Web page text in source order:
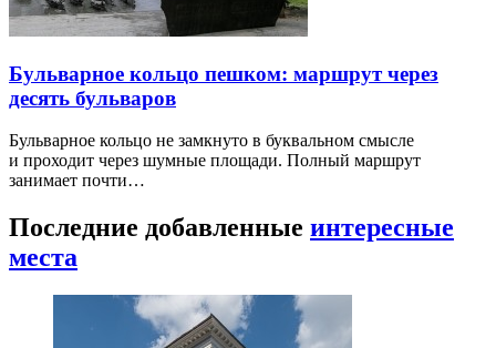
Бульварное кольцо пешком: маршрут через
десять бульваров
Бульварное кольцо не замкнуто в буквальном смысле
и проходит через шумные площади. Полный маршрут
занимает почти…
Последние добавленные интересные
места